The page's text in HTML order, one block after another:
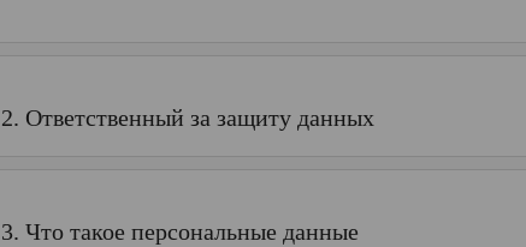
2. Ответственный за защиту данных
3. Что такое персональные данные